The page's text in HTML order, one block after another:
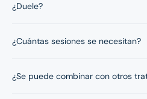
¿Duele?
¿Cuántas sesiones se necesitan?
¿Se puede combinar con otros